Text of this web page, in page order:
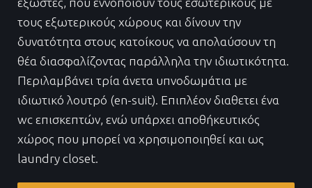
τους εξωτερικούς χώρους και δίνουν την
δυνατότητα στους κατοίκους να απολαύσουν τη
θέα διασφαλίζοντας παράλληλα την ιδιωτικότητα.
Περιλαμβάνει τρία άνετα υπνοδωμάτια με
ιδιωτικό λουτρό (en-suit). Επιπλέον διαθετει ένα
wc επισκεπτών, ενώ υπάρχει αποθήκευτικός
χώρος που μπορεί να χρησιμοποιηθεί και ως
laundry closet.